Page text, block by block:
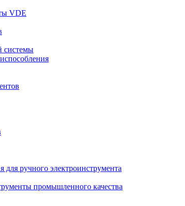
VDE
системы
для ручного электроинструмента
промышленного качества